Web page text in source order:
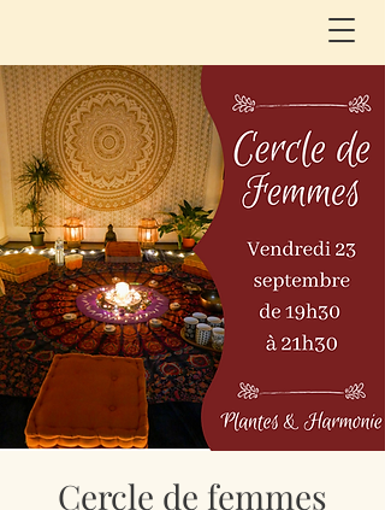
Cercle de femmes